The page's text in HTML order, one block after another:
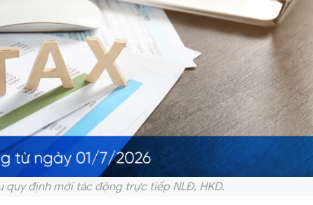
quy định mới tác động trực tiếp NLĐ, HKD.